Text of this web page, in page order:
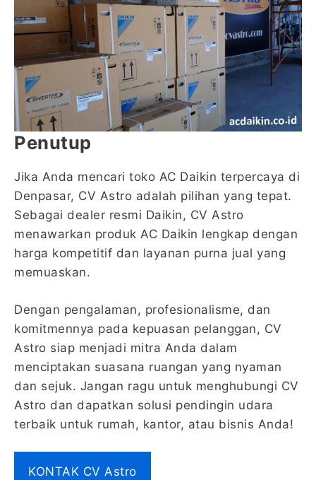
Penutup
Jika Anda mencari toko AC Daikin terpercaya di
Denpasar, CV Astro adalah pilihan yang tepat.
Sebagai dealer resmi Daikin, CV Astro
menawarkan produk AC Daikin lengkap dengan
harga kompetitif dan layanan purna jual yang
memuaskan.
Dengan pengalaman, profesionalisme, dan
komitmennya pada kepuasan pelanggan, CV
Astro siap menjadi mitra Anda dalam
menciptakan suasana ruangan yang nyaman
dan sejuk. Jangan ragu untuk menghubungi CV
Astro dan dapatkan solusi pendingin udara
terbaik untuk rumah, kantor, atau bisnis Anda!
KONTAK CV Astro